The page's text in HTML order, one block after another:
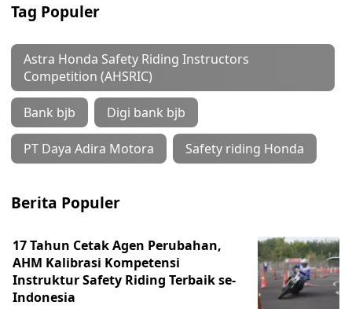
Tag Populer
Astra Honda Safety Riding Instructors
Competition (AHSRIC)
Bank bjb Digi bank bjb
PT Daya Adira Motora Safety riding Honda
Berita Populer
17 Tahun Cetak Agen Perubahan,
AHM Kalibrasi Kompetensi
Instruktur Safety Riding Terbaik se-
Indonesia